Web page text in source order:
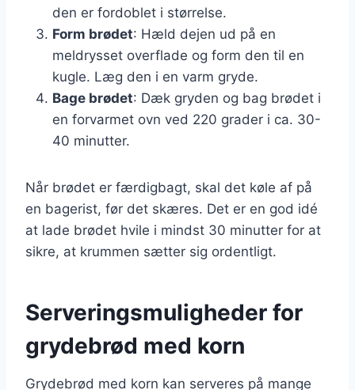
den er fordoblet i størrelse.
Form brødet: Hæld dejen ud på en
meldrysset overflade og form den til en
kugle. Læg den i en varm gryde.
Bage brødet: Dæk gryden og bag brødet i
en forvarmet ovn ved 220 grader i ca. 30-
40 minutter.
Når brødet er færdigbagt, skal det køle af på
en bagerist, før det skæres. Det er en god idé
at lade brødet hvile i mindst 30 minutter for at
sikre, at krummen sætter sig ordentligt.
Serveringsmuligheder for
grydebrød med korn
Grydebrød med korn kan serveres på mange